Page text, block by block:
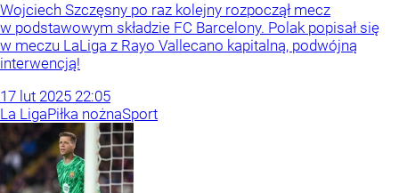
Wojciech Szczęsny po raz kolejny rozpoczął mecz
w podstawowym składzie FC Barcelony. Polak popisał się
w meczu LaLiga z Rayo Vallecano kapitalną, podwójną
interwencją!
17 lut 2025 22:05
La LigaPiłka nożnaSport